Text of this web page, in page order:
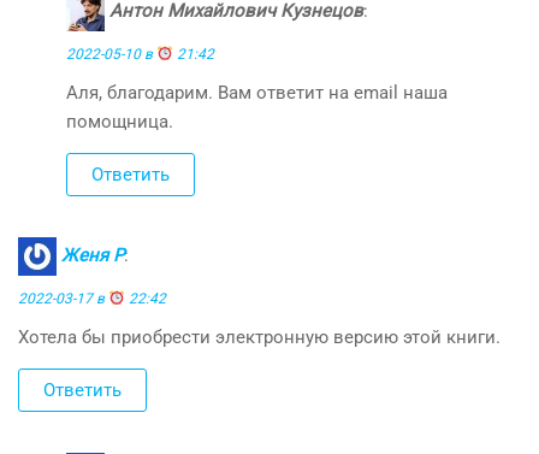
Антон Михайлович Кузнецов:
2022-05-10 в 21:42
Аля, благодарим. Вам ответит на email наша
помощница.
Ответить
Женя Р:
2022-03-17 в 22:42
Хотела бы приобрести электронную версию этой книги.
Ответить